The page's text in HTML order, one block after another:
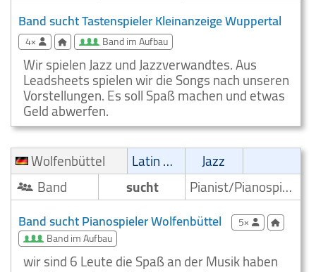
Band sucht Tastenspieler Kleinanzeige Wuppertal
4× Band im Aufbau
Wir spielen Jazz und Jazzverwandtes. Aus
Leadsheets spielen wir die Songs nach unseren
Vorstellungen. Es soll Spaß machen und etwas
Geld abwerfen.
Wolfenbüttel
Latin Musik
Jazz
Band
sucht Pianist/Pianospieler
Band sucht Pianospieler Wolfenbüttel
5×
Band im Aufbau
wir sind 6 Leute die Spaß an der Musik haben